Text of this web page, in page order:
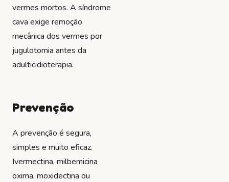
vermes mortos. A síndrome
cava exige remoção
mecânica dos vermes por
jugulotomia antes da
adulticidioterapia.
Prevenção
A prevenção é segura,
simples e muito eficaz.
Ivermectina, milbemicina
oxima, moxidectina ou